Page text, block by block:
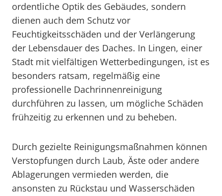
ordentliche Optik des Gebäudes, sondern
dienen auch dem Schutz vor
Feuchtigkeitsschäden und der Verlängerung
der Lebensdauer des Daches. In Lingen, einer
Stadt mit vielfältigen Wetterbedingungen, ist es
besonders ratsam, regelmäßig eine
professionelle Dachrinnenreinigung
durchführen zu lassen, um mögliche Schäden
frühzeitig zu erkennen und zu beheben.
Durch gezielte Reinigungsmaßnahmen können
Verstopfungen durch Laub, Äste oder andere
Ablagerungen vermieden werden, die
ansonsten zu Rückstau und Wasserschäden